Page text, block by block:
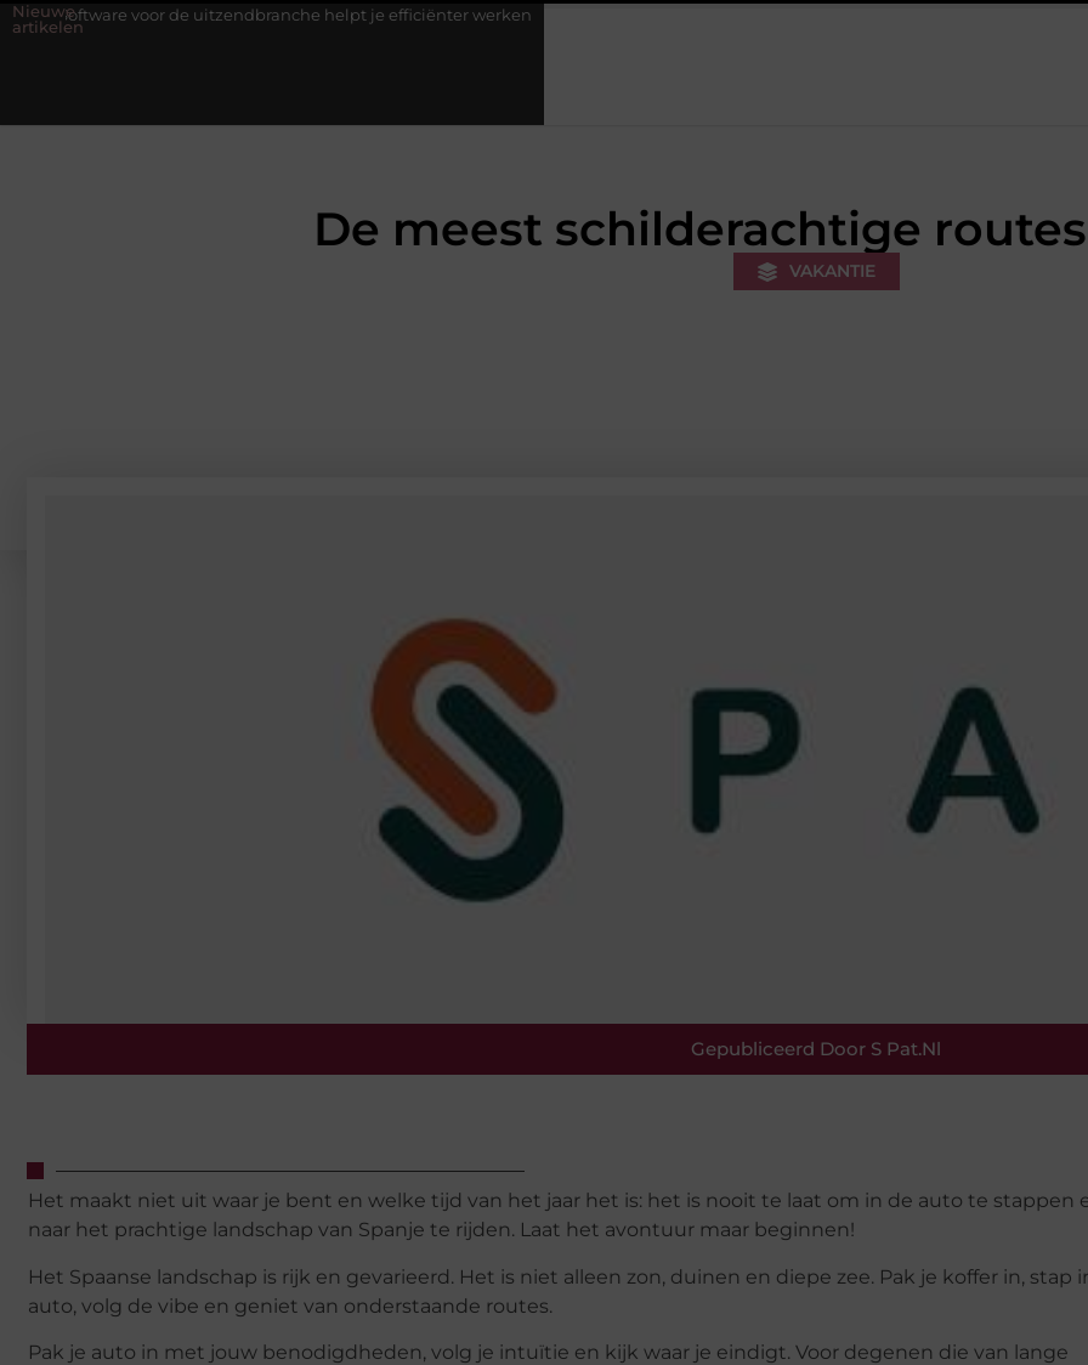
Nieuwe
artikelen
de uitzendbranche helpt je efficiënter werken Stijlvolle heren sneakers voor een sportieve lifestyle
De meest schilderachtige
VAKANTIE
Gepubliceerd Door S Pat.nl
Het maakt niet uit waar je bent en welke tijd van het jaar het is: het is nooit te laat om in de auto te stappen
naar het prachtige landschap van Spanje te rijden. Laat het avontuur maar beginnen!
Het Spaanse landschap is rijk en gevarieerd. Het is niet alleen zon, duinen en diepe zee. Pak je koffer in, stap
auto, volg de vibe en geniet van onderstaande routes.
Pak je auto in met jouw benodigdheden, volg je intuïtie en kijk waar je eindigt. Voor degenen die van lange